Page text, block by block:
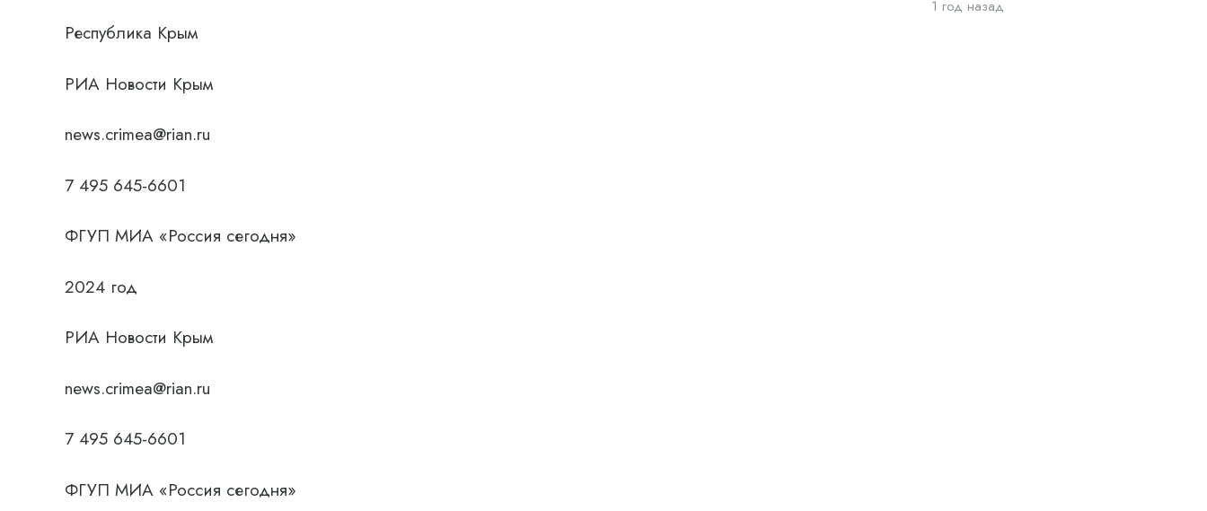
Республика Крым
РИА Новости Крым
news.crimea@rian.ru
7 495 645-6601
ФГУП МИА «Россия сегодня»
2024 год
РИА Новости Крым
news.crimea@rian.ru
7 495 645-6601
ФГУП МИА «Россия сегодня»
1 год назад